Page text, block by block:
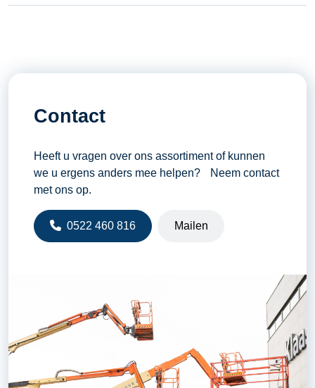
Contact
Heeft u vragen over ons assortiment of kunnen
we u ergens anders mee helpen? Neem contact
met ons op.
0522 460 816 Mailen